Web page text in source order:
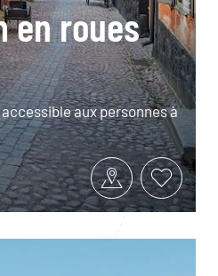
en roues
aux personnes à